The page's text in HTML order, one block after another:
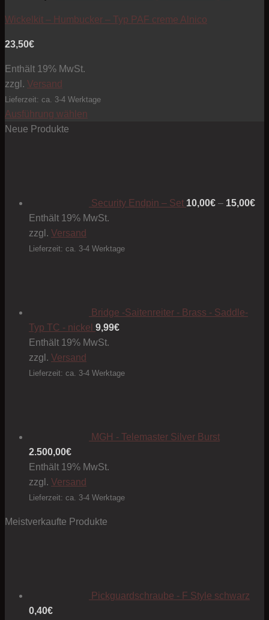
Wickelkit – Humbucker – Typ PAF creme Alnico
23,50€
Enthält 19% MwSt.
zzgl. Versand
Lieferzeit: ca. 3-4 Werktage
Ausführung wählen
Dieses
auf.
Optionen
können
werden
Neue Produkte
Security Endpin – Set 10,00€ – 15,00€
Enthält 19% MwSt.
zzgl. Versand
Lieferzeit: ca. 3-4 Werktage
Bridge -Saitenreiter - Brass - Saddle-
Typ TC - nickel 9,99€
Enthält 19% MwSt.
zzgl. Versand
Lieferzeit: ca. 3-4 Werktage
MGH - Telemaster Silver Burst
2.500,00€
Enthält 19% MwSt.
zzgl. Versand
Lieferzeit: ca. 3-4 Werktage
Meistverkaufte Produkte
Pickguardschraube - F Style schwarz
0,40€